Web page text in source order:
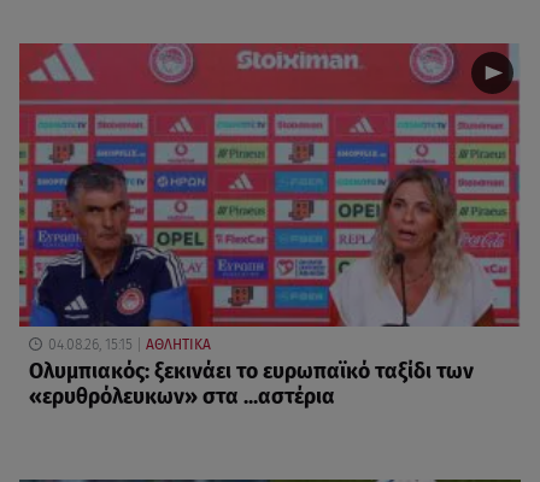
04.08.26, 15:15 ΑΘΛΗΤΙΚΑ
Ολυμπιακός: ξεκινάει το ευρωπαϊκό ταξίδι των
«ερυθρόλευκων» στα ...αστέρια